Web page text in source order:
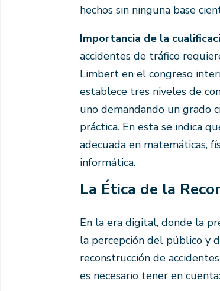
hechos sin ninguna base
Importancia de la
accidentes de tráfico
Limbert en el congreso
establece tres niveles de
uno demandando un grado
práctica. En esta se indica
adecuada en matemáticas,
informática.
La Ética de la
En la era digital, donde la
la percepción del público y
reconstrucción de
es necesario tener en cuenta: